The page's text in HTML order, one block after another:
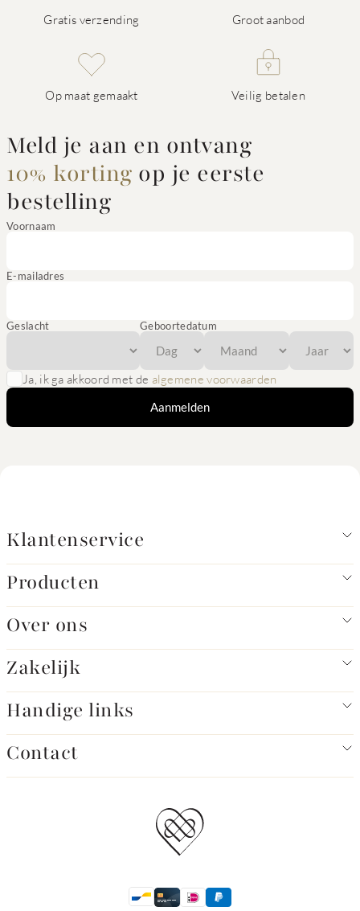
Gratis verzending Groot aanbod
Op maat gemaakt Veilig betalen
Meld je aan en ontvang
10% korting op je eerste
bestelling
Voornaam
E-mailadres
Geslacht Geboortedatum
Ja, ik ga akkoord met de algemene voorwaarden
Aanmelden
Klantenservice
Producten
Over ons
Zakelijk
Handige links
Contact